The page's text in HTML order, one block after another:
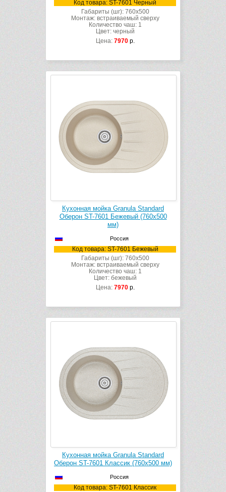
Код товара: ST-7601 Черный
Габариты (шг): 760x500
Монтаж: встраиваемый сверху
Количество чаш: 1
Цвет: черный
Цена: 7970р.
Кухонная мойка Granula Standard
Оберон ST-7601 Бежевый (760х500
мм)
Россия
Код товара: ST-7601 Бежевый
Габариты (шг): 760x500
Монтаж: встраиваемый сверху
Количество чаш: 1
Цвет: бежевый
Цена: 7970р.
Кухонная мойка Granula Standard
Оберон ST-7601 Классик (760х500 мм)
Россия
Код товара: ST-7601 Классик